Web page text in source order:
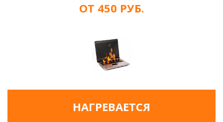
ОТ 450 РУБ.
НАГРЕВАЕТСЯ